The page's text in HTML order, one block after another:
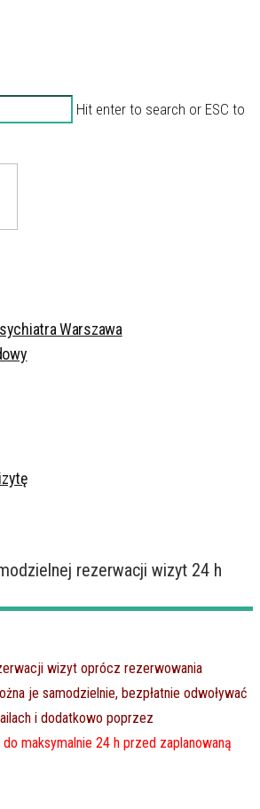
Hit enter to search or ESC to
Warszawa
rezerwacji wizyt 24 h
wizyt oprócz rezerwowania
je samodzielnie, bezpłatnie odwoływać
i dodatkowo poprzez
do maksymalnie 24 h przed zaplanowaną